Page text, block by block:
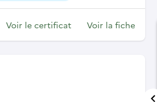
Voir le certificat Voir la fiche